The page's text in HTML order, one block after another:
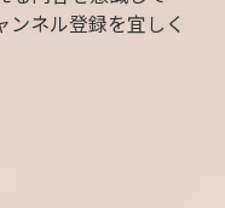
ンネル登録を宜しく